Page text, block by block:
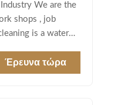
We are the
shops , job
is a water
Έρευνα τώρα